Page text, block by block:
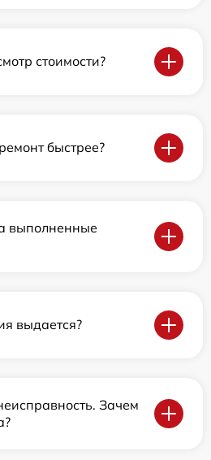
стоимости?
быстрее?
выполненные
выдается?
Зачем